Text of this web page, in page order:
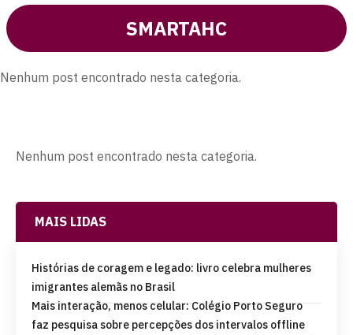
SMARTAHC
Nenhum post encontrado nesta categoria.
Nenhum post encontrado nesta categoria.
MAIS LIDAS
Histórias de coragem e legado: livro celebra mulheres
imigrantes alemãs no Brasil
Mais interação, menos celular: Colégio Porto Seguro
faz pesquisa sobre percepções dos intervalos offline